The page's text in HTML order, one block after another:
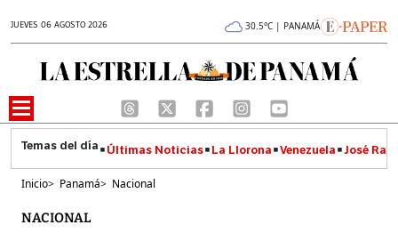
JUEVES 06 AGOSTO 2026 30.5°C | PANAMÁ
Últimas Noticias La Llorona Venezuela José
Inicio> Panamá> Nacional
NACIONAL